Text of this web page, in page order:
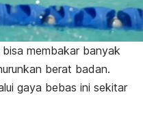
bisa membakar banyak
berat badan.
gaya bebas ini sekitar